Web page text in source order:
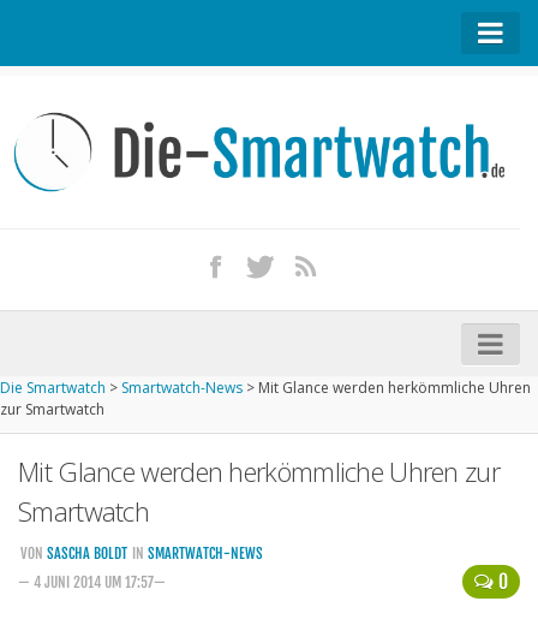
Kontakt / Tipp geben
Impressum
iPhone kaufen
Startseite
Kommende Smartwatches
Handytarife
Die Smartwatch > Smartwatch-News > Mit Glance werden herkömmliche Uhren
zur Smartwatch
Mit Glance werden herkömmliche Uhren zur
Smartwatch
0
VON SASCHA BOLDT IN SMARTWATCH-NEWS
— 4 JUNI 2014 UM 17:57—